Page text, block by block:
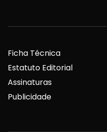
Ficha Técnica
Estatuto Editorial
Assinaturas
Publicidade